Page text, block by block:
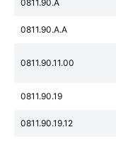
0811.90.A
0811.90.A.A
0811.90.11.00
0811.90.19
0811.90.19.12